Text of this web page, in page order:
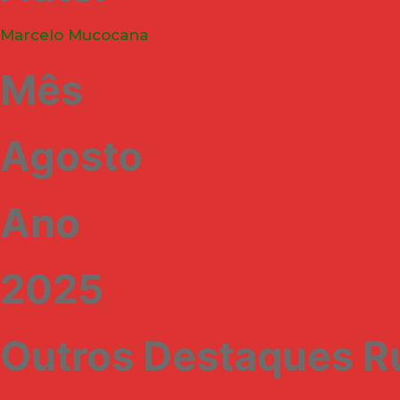
Marcelo Mucocana
Mês
Agosto
Ano
2025
Outros Destaques